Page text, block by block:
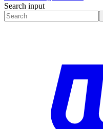
Search input